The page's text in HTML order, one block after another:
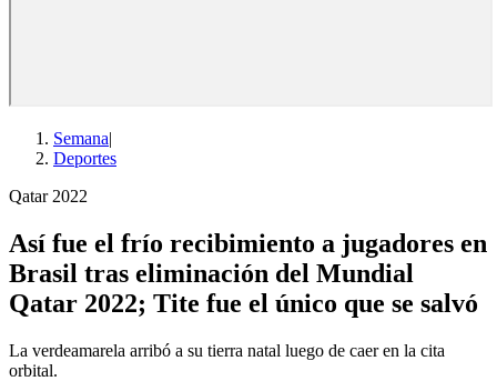
Semana|
Deportes
Qatar 2022
Así fue el frío recibimiento a jugadores en
Brasil tras eliminación del Mundial
Qatar 2022; Tite fue el único que se salvó
La verdeamarela arribó a su tierra natal luego de caer en la cita
orbital.